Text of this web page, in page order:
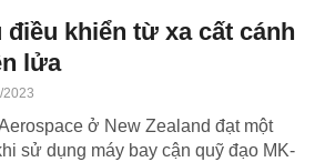
điều khiển từ xa cất cánh
lửa
2023
ở New Zealand đạt một
sử dụng máy bay cận quỹ đạo MK-